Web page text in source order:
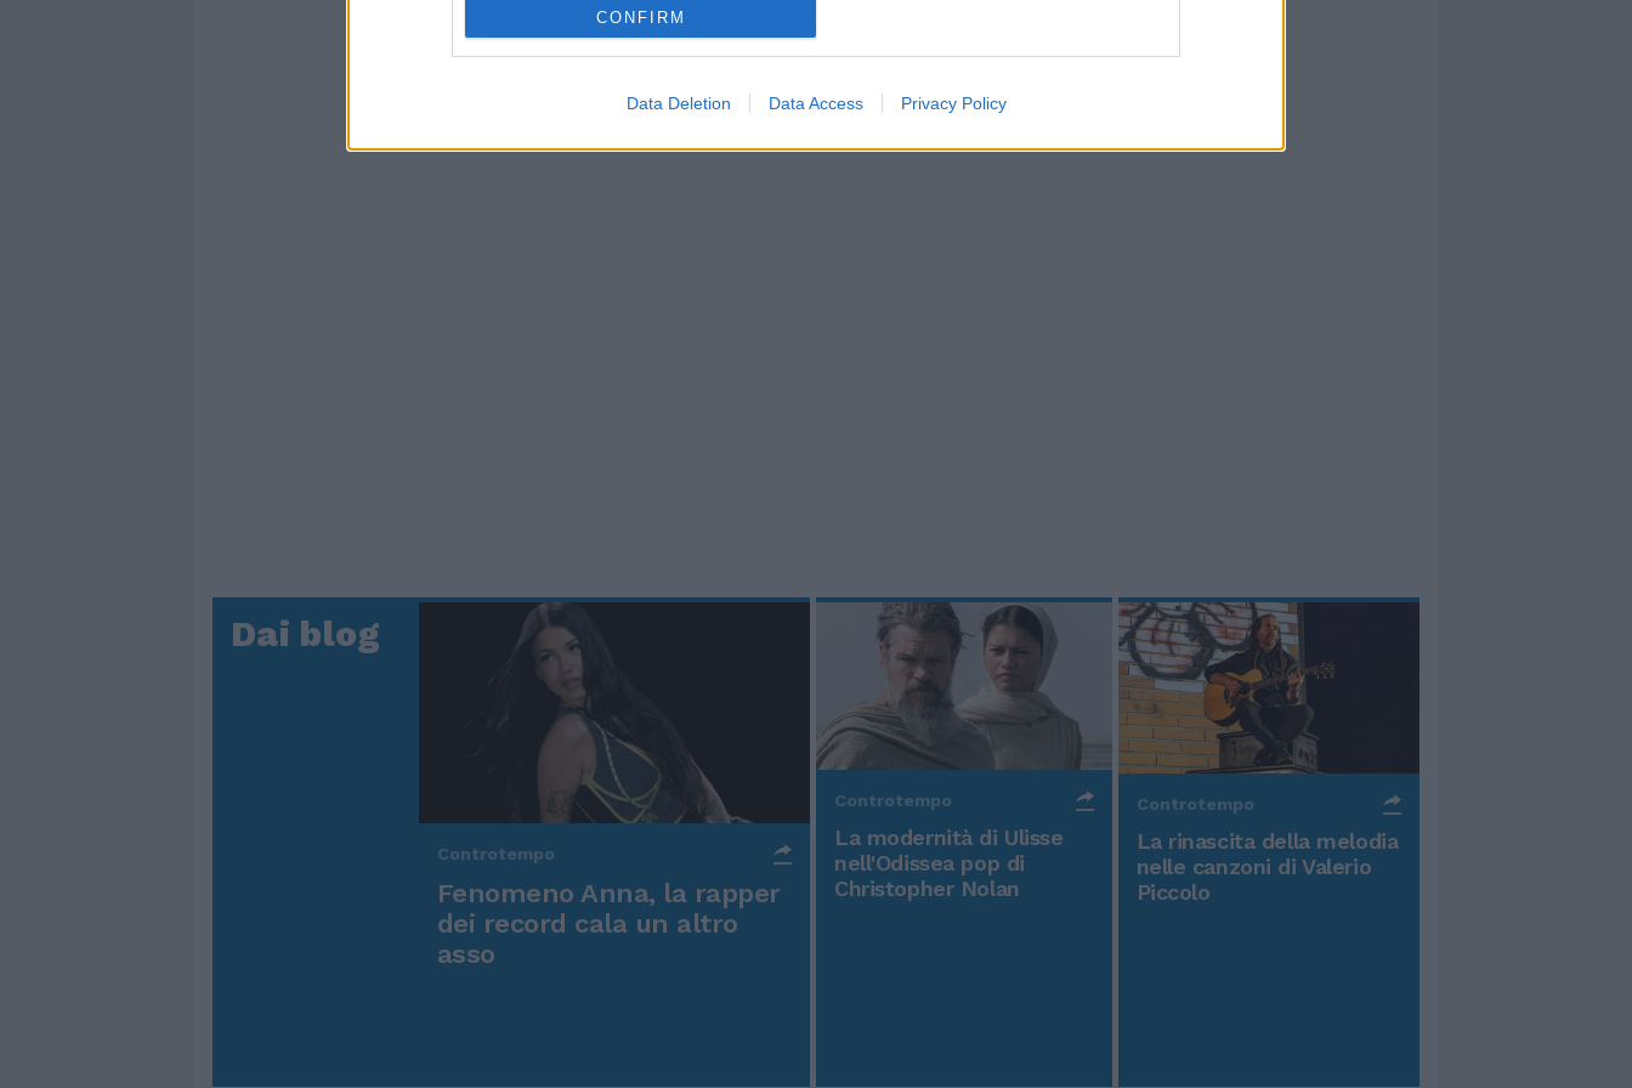
CONFIRM
Data Deletion Data Access Privacy Policy
Dai blog
Controtempo
Fenomeno Anna, la rapper
dei record cala un altro
asso
Controtempo
La modernità di Ulisse
nell'Odissea pop di
Christopher Nolan
Controtempo
La rinascita della melodia
nelle canzoni di Valerio
Piccolo